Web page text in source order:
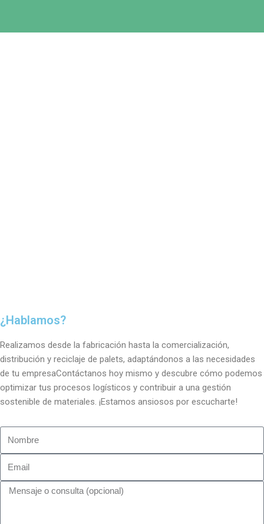
¿Hablamos?
Realizamos desde la fabricación hasta la comercialización,
distribución y reciclaje de palets, adaptándonos a las necesidades
de tu empresaContáctanos hoy mismo y descubre cómo podemos
optimizar tus procesos logísticos y contribuir a una gestión
sostenible de materiales. ¡Estamos ansiosos por escucharte!